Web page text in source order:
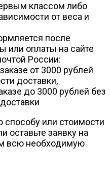
классом либо
от веса и
после
или оплаты на сайте
России:
от 3000 рублей
доставки,
до 3000 рублей без
способу или стоимости
оставьте заявку на
всю необходимую